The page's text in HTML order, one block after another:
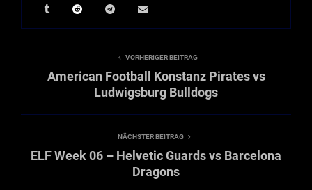
VORHERIGER BEITRAG
American Football Konstanz Pirates vs
Ludwigsburg Bulldogs
NÄCHSTER BEITRAG
ELF Week 06 – Helvetic Guards vs Barcelona
Dragons